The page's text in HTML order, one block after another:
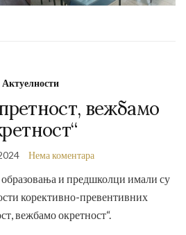
Актуелности
вежбамо
Нема коментара
и предшколци имали су
корективно-превентивних
вежбамо окретност“.